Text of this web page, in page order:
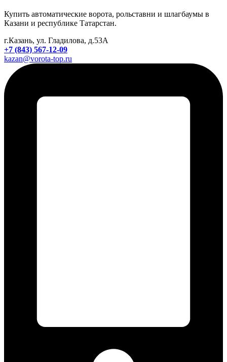
Купить автоматические ворота, рольставни и шлагбаумы в
Казани и республике Татарстан.
г.Казань, ул. Гладилова, д.53А
+7 (843) 567-12-09
kazan@vorota-top.ru